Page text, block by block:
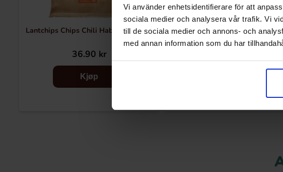
Vi använder enhetsidentifierare för att
sociala medier och analysera vår trafik. Vi
till de sociala medier och annons- och
med annan information som du har
Lantchips Chips Chili Habanero 200g
36.90 kr
Kjøp
Tiger Chips Tomat 70g